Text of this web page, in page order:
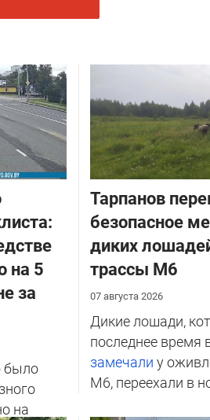
на 5
за
было
на
Тарпанов
безопасное
диких
трассы М6
07 августа 2026
Дикие лошади,
последнее время
замечали у
М6, переехали в